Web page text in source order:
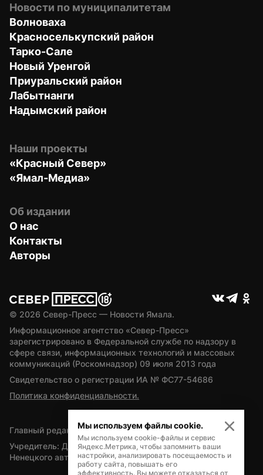
Новости по муниципалитетам
Волноваха
Красноселькупский район
Тарко-Сале
Новый Уренгой
Приуральский район
Лабытнанги
Надымский район
Наши проекты
«Красный Север»
«Ямал-Медиа»
Об издании
О нас
Контакты
Авторы
© 2026 Север-Пресс — Новости Ямала.
Информационное агентство «Север-Пресс»
зарегистрировано в Федеральной службе по надзору в
сфере связи, информационных технологий и массовых
коммуникаций (Роскомнадзор) 09 июля 2013 года
Свидетельство о регистрации ИА № ФС77-54686
Политика конфиденциальности.
Главный редактор — А.Л. Поздеев
Учредитель: Департамент внутренней политики Ямало-
Ненецкого автономного округа
Мы используем файлы cookie.
Мы используем cookie-файлы и сервис
Яндекс.Метрика, чтобы запомнить ваши
настройки, анализировать посещаемость и
работу сайта, повышать его
эффективность. Вы можете отказаться от